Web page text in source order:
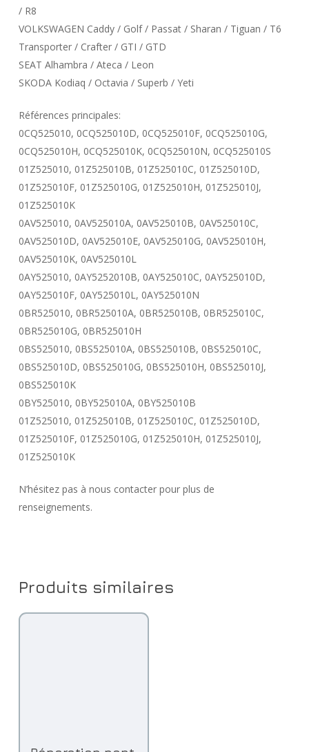
/ R8
VOLKSWAGEN Caddy / Golf / Passat / Sharan / Tiguan / T6
Transporter / Crafter / GTI / GTD
SEAT Alhambra / Ateca / Leon
SKODA Kodiaq / Octavia / Superb / Yeti
Références principales:
0CQ525010, 0CQ525010D, 0CQ525010F, 0CQ525010G,
0CQ525010H, 0CQ525010K, 0CQ525010N, 0CQ525010S
01Z525010, 01Z525010B, 01Z525010C, 01Z525010D,
01Z525010F, 01Z525010G, 01Z525010H, 01Z525010J,
01Z525010K
0AV525010, 0AV525010A, 0AV525010B, 0AV525010C,
0AV525010D, 0AV525010E, 0AV525010G, 0AV525010H,
0AV525010K, 0AV525010L
0AY525010, 0AY5252010B, 0AY525010C, 0AY525010D,
0AY525010F, 0AY525010L, 0AY525010N
0BR525010, 0BR525010A, 0BR525010B, 0BR525010C,
0BR525010G, 0BR525010H
0BS525010, 0BS525010A, 0BS525010B, 0BS525010C,
0BS525010D, 0BS525010G, 0BS525010H, 0BS525010J,
0BS525010K
0BY525010, 0BY525010A, 0BY525010B
01Z525010, 01Z525010B, 01Z525010C, 01Z525010D,
01Z525010F, 01Z525010G, 01Z525010H, 01Z525010J,
01Z525010K
N’hésitez pas à nous contacter pour plus de
renseignements.
Produits similaires